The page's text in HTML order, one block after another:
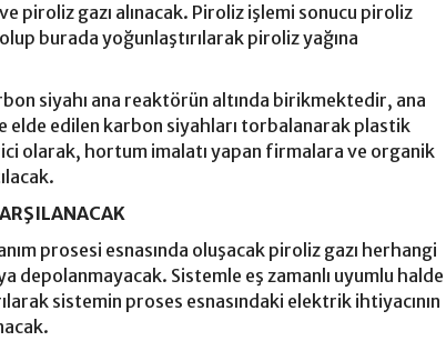
piroliz gazı alınacak. Piroliz işlemi sonucu piroliz
burada yoğunlaştırılarak piroliz yağına
siyahı ana reaktörün altında birikmektedir, ana
elde edilen karbon siyahları torbalanarak plastik
olarak, hortum imalatı yapan firmalara ve organik
prosesi esnasında oluşacak piroliz gazı herhangi
depolanmayacak. Sistemle eş zamanlı uyumlu halde
sistemin proses esnasındaki elektrik ihtiyacının